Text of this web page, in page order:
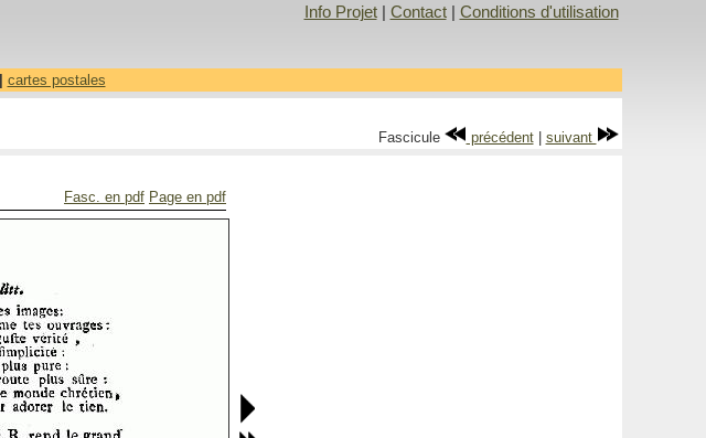
Info Projet| Contact| Conditions d'utilisation
cartes postales
Fascicule précédent| suivant
Fasc. en pdf Page en pdf